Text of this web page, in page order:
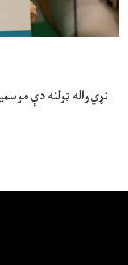
نړي واله ټولنه دې